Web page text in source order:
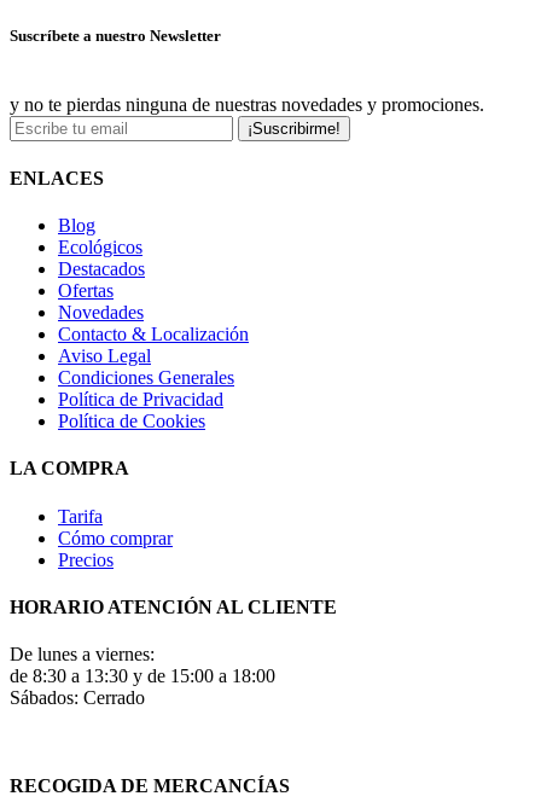
Suscríbete a nuestro Newsletter
y no te pierdas ninguna de nuestras novedades y promociones.
¡Suscribirme!
ENLACES
Blog
Ecológicos
Destacados
Ofertas
Novedades
Contacto & Localización
Aviso Legal
Condiciones Generales
Política de Privacidad
Política de Cookies
LA COMPRA
Tarifa
Cómo comprar
Precios
HORARIO ATENCIÓN AL CLIENTE
De lunes a viernes:
de 8:30 a 13:30 y de 15:00 a 18:00
Sábados: Cerrado
RECOGIDA DE MERCANCÍAS